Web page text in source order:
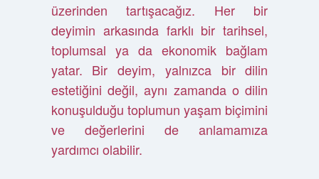
üzerinden tartışacağız. Her bir
deyimin arkasında farklı bir tarihsel,
toplumsal ya da ekonomik bağlam
yatar. Bir deyim, yalnızca bir dilin
estetiğini değil, aynı zamanda o dilin
konuşulduğu toplumun yaşam biçimini
ve değerlerini de anlamamıza
yardımcı olabilir.